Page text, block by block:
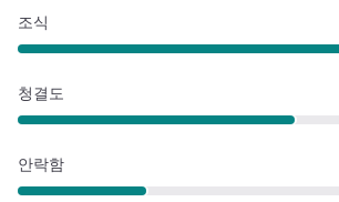
조식
청결도
안락함